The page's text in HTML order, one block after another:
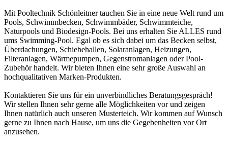
Mit Pooltechnik Schönleitner tauchen Sie in eine neue Welt rund um
Pools, Schwimmbecken, Schwimmbäder, Schwimmteiche,
Naturpools und Biodesign-Pools. Bei uns erhalten Sie ALLES rund
ums Swimming-Pool. Egal ob es sich dabei um das Becken selbst,
Überdachungen, Schiebehallen, Solaranlagen, Heizungen,
Filteranlagen, Wärmepumpen, Gegenstromanlagen oder Pool-
Zubehör handelt. Wir bieten Ihnen eine sehr große Auswahl an
hochqualitativen Marken-Produkten.
Kontaktieren Sie uns für ein unverbindliches Beratungsgespräch!
Wir stellen Ihnen sehr gerne alle Möglichkeiten vor und zeigen
Ihnen natürlich auch unseren Musterteich. Wir kommen auf Wunsch
gerne zu Ihnen nach Hause, um uns die Gegebenheiten vor Ort
anzusehen.